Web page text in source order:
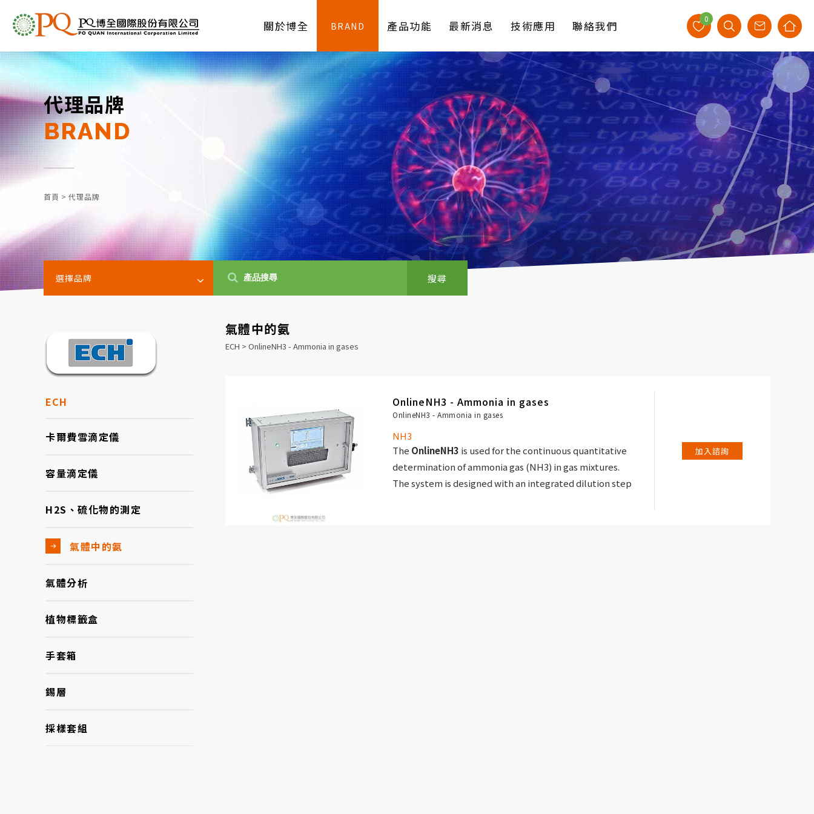
關於博全 BRAND 產品功能 最新消息 技術應用 聯絡我們 0
代理品牌
BRAND
首頁 > 代理品牌
選擇品牌 搜尋
ECH
卡爾費雪滴定儀
容量滴定儀
H2S、硫化物的測定
氣體中的氨
氣體分析
植物標籤盒
手套箱
錫層
採樣套組
氣體中的氨
ECH > OnlineNH3 - Ammonia in gases
OnlineNH3 - Ammonia in gases
OnlineNH3 - Ammonia in gases
NH3
The OnlineNH3 is used for the continuous quantitative
determination of ammonia gas (NH3) in gas mixtures.
The system is designed with an integrated dilution step
加入諮詢